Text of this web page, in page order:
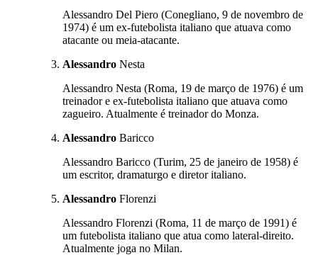
Alessandro Del Piero (Conegliano, 9 de novembro de
1974) é um ex-futebolista italiano que atuava como
atacante ou meia-atacante.
Alessandro Nesta
Alessandro Nesta (Roma, 19 de março de 1976) é um
treinador e ex-futebolista italiano que atuava como
zagueiro. Atualmente é treinador do Monza.
Alessandro Baricco
Alessandro Baricco (Turim, 25 de janeiro de 1958) é
um escritor, dramaturgo e diretor italiano.
Alessandro Florenzi
Alessandro Florenzi (Roma, 11 de março de 1991) é
um futebolista italiano que atua como lateral-direito.
Atualmente joga no Milan.